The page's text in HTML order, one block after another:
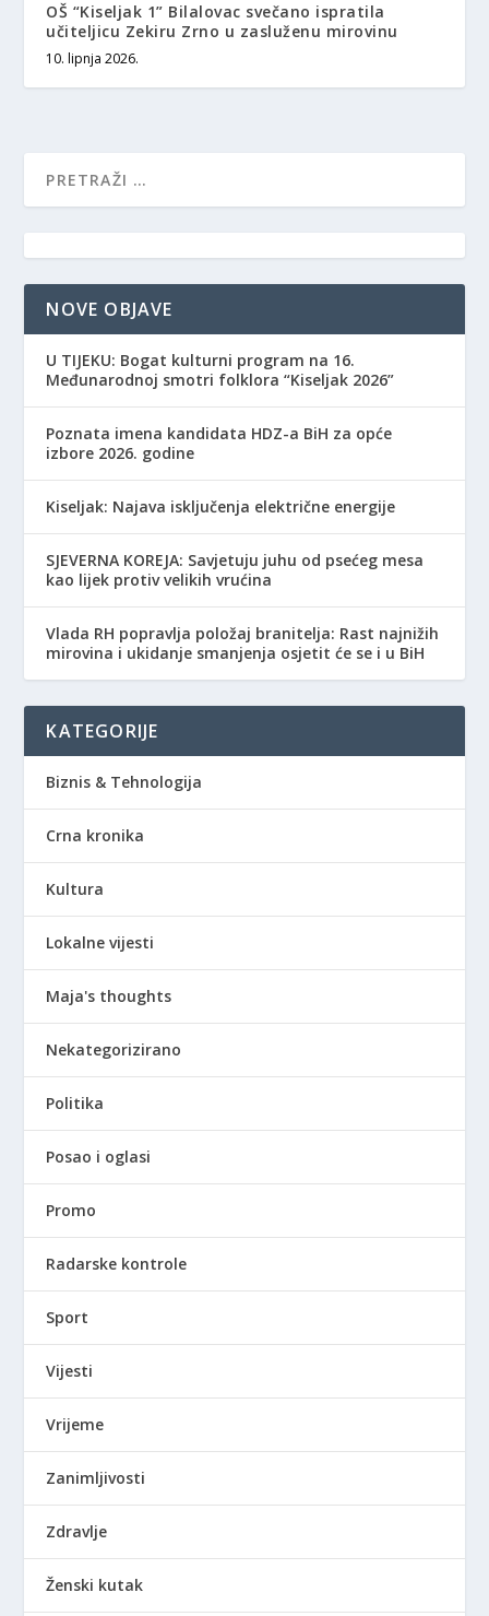
OŠ “Kiseljak 1” Bilalovac svečano ispratila
učiteljicu Zekiru Zrno u zasluženu mirovinu
10. lipnja 2026.
NOVE OBJAVE
​U TIJEKU: Bogat kulturni program na 16.
Međunarodnoj smotri folklora “Kiseljak 2026”
Poznata imena kandidata HDZ-a BiH za opće
izbore 2026. godine
Kiseljak: Najava isključenja električne energije
SJEVERNA KOREJA: Savjetuju juhu od psećeg mesa
kao lijek protiv velikih vrućina
Vlada RH popravlja položaj branitelja: Rast najnižih
mirovina i ukidanje smanjenja osjetit će se i u BiH
KATEGORIJE
Biznis & Tehnologija
Crna kronika
Kultura
Lokalne vijesti
Maja's thoughts
Nekategorizirano
Politika
Posao i oglasi
Promo
Radarske kontrole
Sport
Vijesti
Vrijeme
Zanimljivosti
Zdravlje
Ženski kutak